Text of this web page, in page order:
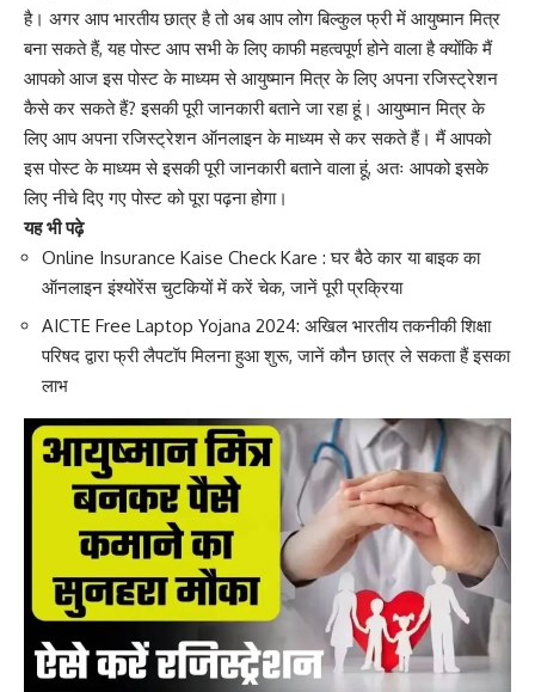
है। अगर आप भारतीय छात्र है तो अब आप लोग बिल्कुल फ्री में आयुष्मान मित्र
बना सकते हैं, यह पोस्ट आप सभी के लिए काफी महत्वपूर्ण होने वाला है क्योंकि मैं
आपको आज इस पोस्ट के माध्यम से आयुष्मान मित्र के लिए अपना रजिस्ट्रेशन
कैसे कर सकते हैं? इसकी पूरी जानकारी बताने जा रहा हूं। आयुष्मान मित्र के
लिए आप अपना रजिस्ट्रेशन ऑनलाइन के माध्यम से कर सकते हैं। मैं आपको
इस पोस्ट के माध्यम से इसकी पूरी जानकारी बताने वाला हूं, अतः आपको इसके
लिए नीचे दिए गए पोस्ट को पूरा पढ़ना होगा।
यह भी पढ़े
Online Insurance Kaise Check Kare : घर बैठे कार या बाइक का
ऑनलाइन इंश्योरेंस चुटकियों में करें चेक, जानें पूरी प्रक्रिया
AICTE Free Laptop Yojana 2024: अखिल भारतीय तकनीकी शिक्षा
परिषद द्वारा फ्री लैपटॉप मिलना हुआ शुरू, जानें कौन छात्र ले सकता हैं इसका
लाभ